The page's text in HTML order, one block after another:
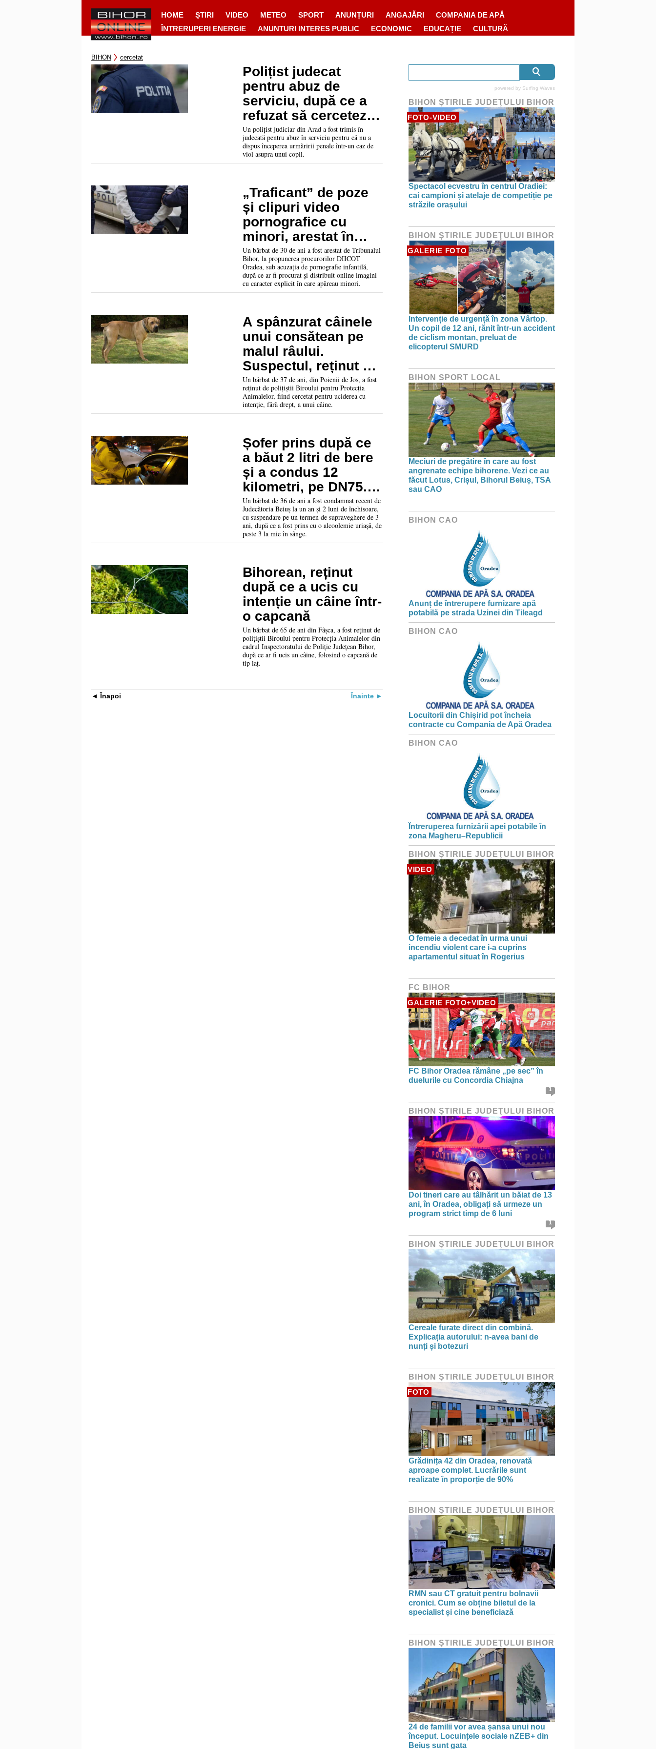
HOME ŞTIRI VIDEO METEO SPORT ANUNȚURI ANGAJĂRI
COMPANIA DE APĂ
ÎNTRERUPERI ENERGIE
ANUNTURI INTERES PUBLIC ECONOMIC EDUCAȚIE CULTURĂ
BIHON cercetat
Polițist judecat
pentru abuz de
serviciu, după ce a
refuzat să cerceteze
un viol comis asupra
unui copil
Un polițist judiciar din Arad a fost trimis în
judecată pentru abuz în serviciu pentru că nu a
dispus începerea urmăririi penale într-un caz de
viol asupra unui copil.
„Traficant” de poze
și clipuri video
pornografice cu
minori, arestat în
urma unei anchete a
DIICOT și BCCO
Oradea
Un bărbat de 30 de ani a fost arestat de Tribunalul
Bihor, la propunerea procurorilor DIICOT
Oradea, sub acuzația de pornografie infantilă,
după ce ar fi procurat și distribuit online imagini
cu caracter explicit în care apăreau minori.
A spânzurat câinele
unui consătean pe
malul râului.
Suspectul, reținut de
polițiștii bihoreni
Un bărbat de 37 de ani, din Poienii de Jos, a fost
reținut de polițiștii Biroului pentru Protecția
Animalelor, fiind cercetat pentru uciderea cu
intenție, fără drept, a unui câine.
Șofer prins după ce
a băut 2 litri de bere
și a condus 12
kilometri, pe DN75.
Mai e cercetat în
două dosare similare
Un bărbat de 36 de ani a fost condamnat recent de
Judecătoria Beiuș la un an și 2 luni de închisoare,
cu suspendare pe un termen de supraveghere de 3
ani, după ce a fost prins cu o alcoolemie uriașă, de
peste 3 la mie în sânge.
Bihorean, reținut
după ce a ucis cu
intenție un câine într-
o capcană
Un bărbat de 65 de ani din Fâșca, a fost reținut de
polițiștii Biroului pentru Protecția Animalelor din
cadrul Inspectoratului de Poliție Județean Bihor,
după ce ar fi ucis un câine, folosind o capcană de
tip laț.
Înapoi Înainte
powered by Surfing Waves
BIHON ŞTIRILE JUDEŢULUI BIHOR
FOTO-VIDEO
Spectacol ecvestru în centrul Oradiei:
cai campioni și atelaje de competiție pe
străzile orașului
BIHON ŞTIRILE JUDEŢULUI BIHOR
GALERIE FOTO
Intervenție de urgență în zona Vârtop.
Un copil de 12 ani, rănit într-un accident
de ciclism montan, preluat de
elicopterul SMURD
BIHON SPORT LOCAL
Meciuri de pregătire în care au fost
angrenate echipe bihorene. Vezi ce au
făcut Lotus, Crișul, Bihorul Beiuș, TSA
sau CAO
BIHON CAO
Anunț de întrerupere furnizare apă
potabilă pe strada Uzinei din Tileagd
BIHON CAO
Locuitorii din Chișirid pot încheia
contracte cu Compania de Apă Oradea
BIHON CAO
Întreruperea furnizării apei potabile în
zona Magheru–Republicii
BIHON ŞTIRILE JUDEŢULUI BIHOR
VIDEO
O femeie a decedat în urma unui
incendiu violent care i-a cuprins
apartamentul situat în Rogerius
FC BIHOR
GALERIE FOTO+VIDEO
FC Bihor Oradea rămâne „pe sec” în
duelurile cu Concordia Chiajna
1
BIHON ŞTIRILE JUDEŢULUI BIHOR
Doi tineri care au tâlhărit un băiat de 13
ani, în Oradea, obligați să urmeze un
program strict timp de 6 luni
1
BIHON ŞTIRILE JUDEŢULUI BIHOR
Cereale furate direct din combină.
Explicația autorului: n-avea bani de
nunți și botezuri
BIHON ŞTIRILE JUDEŢULUI BIHOR
FOTO
Grădinița 42 din Oradea, renovată
aproape complet. Lucrările sunt
realizate în proporție de 90%
BIHON ŞTIRILE JUDEŢULUI BIHOR
RMN sau CT gratuit pentru bolnavii
cronici. Cum se obține biletul de la
specialist și cine beneficiază
BIHON ŞTIRILE JUDEŢULUI BIHOR
24 de familii vor avea șansa unui nou
început. Locuințele sociale nZEB+ din
Beiuș sunt gata